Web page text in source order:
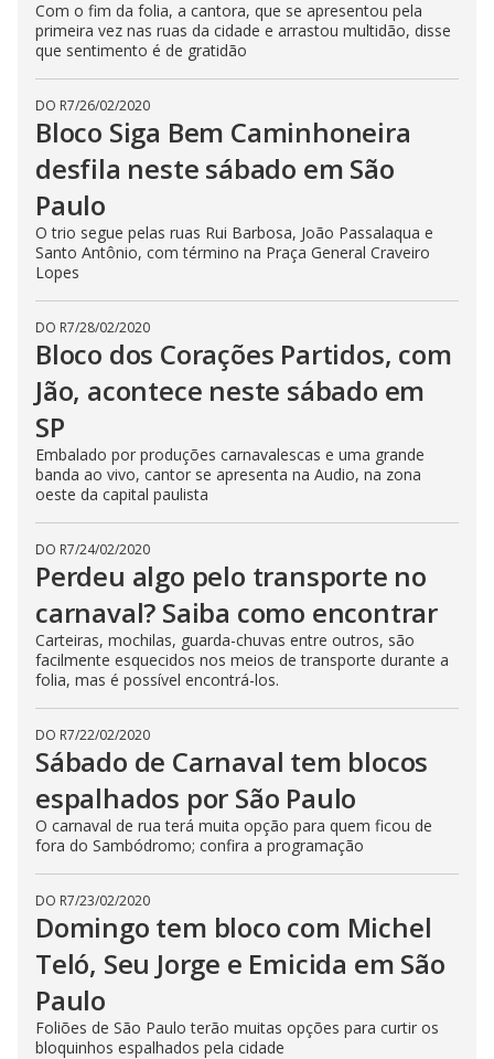
Com o fim da folia, a cantora, que se apresentou pela
primeira vez nas ruas da cidade e arrastou multidão, disse
que sentimento é de gratidão
DO R7/26/02/2020
Bloco Siga Bem Caminhoneira
desfila neste sábado em São
Paulo
O trio segue pelas ruas Rui Barbosa, João Passalaqua e
Santo Antônio, com término na Praça General Craveiro
Lopes
DO R7/28/02/2020
Bloco dos Corações Partidos, com
Jão, acontece neste sábado em
SP
Embalado por produções carnavalescas e uma grande
banda ao vivo, cantor se apresenta na Audio, na zona
oeste da capital paulista
DO R7/24/02/2020
Perdeu algo pelo transporte no
carnaval? Saiba como encontrar
Carteiras, mochilas, guarda-chuvas entre outros, são
facilmente esquecidos nos meios de transporte durante a
folia, mas é possível encontrá-los.
DO R7/22/02/2020
Sábado de Carnaval tem blocos
espalhados por São Paulo
O carnaval de rua terá muita opção para quem ficou de
fora do Sambódromo; confira a programação
DO R7/23/02/2020
Domingo tem bloco com Michel
Teló, Seu Jorge e Emicida em São
Paulo
Foliões de São Paulo terão muitas opções para curtir os
bloquinhos espalhados pela cidade